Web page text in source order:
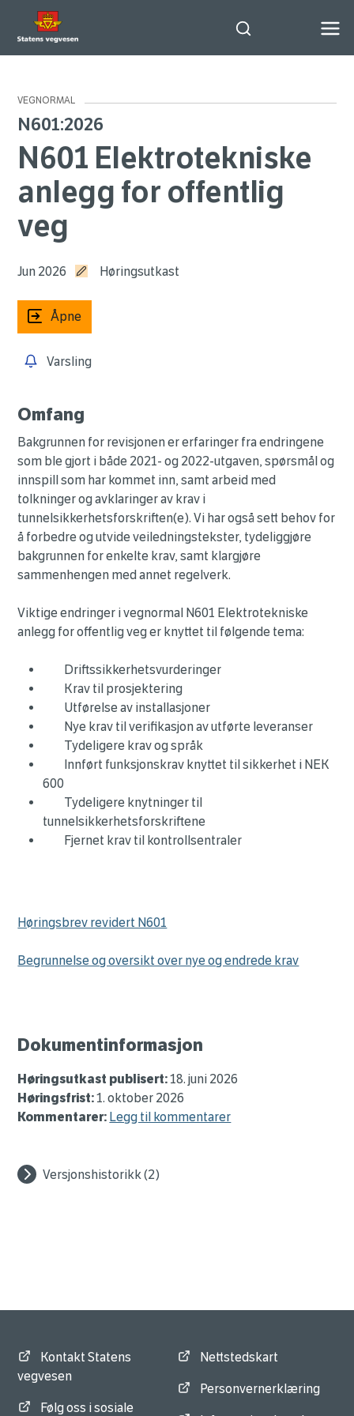
Søk
VEGNORMAL
N601:2026
N601 Elektrotekniske
anlegg for offentlig
veg
Jun 2026 Høringsutkast
Åpne
Varsling
Omfang
Bakgrunnen for revisjonen er erfaringer fra endringene
som ble gjort i både 2021- og 2022-utgaven, spørsmål og
innspill som har kommet inn, samt arbeid med
tolkninger og avklaringer av krav i
tunnelsikkerhetsforskriften(e). Vi har også sett behov for
å forbedre og utvide veiledningstekster, tydeliggjøre
bakgrunnen for enkelte krav, samt klargjøre
sammenhengen med annet regelverk.
Viktige endringer i vegnormal N601 Elektrotekniske
anlegg for offentlig veg er knyttet til følgende tema:
Driftssikkerhetsvurderinger
Krav til prosjektering
Utførelse av installasjoner
Nye krav til verifikasjon av utførte leveranser
Tydeligere krav og språk
Innført funksjonskrav knyttet til sikkerhet i NEK
600
Tydeligere knytninger til
tunnelsikkerhetsforskriftene
Fjernet krav til kontrollsentraler
Høringsbrev revidert N601
Begrunnelse og oversikt over nye og endrede krav
Dokumentinformasjon
Høringsutkast publisert:18. juni 2026
Høringsfrist:1. oktober 2026
Kommentarer: Legg til kommentarer
Versjonshistorikk (2)
Kontakt Statens
vegvesen
Følg oss i sosiale
Nettstedskart
Personvernerklæring